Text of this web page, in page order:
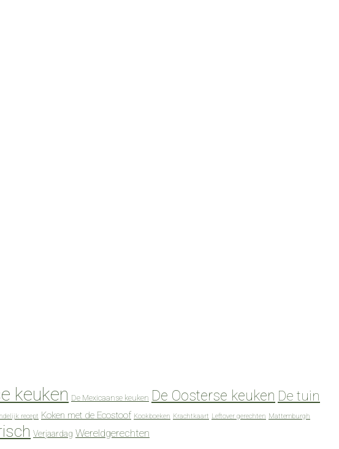
keuken De Mexicaanse keuken De Oosterse keuken De tuin
recept Koken met de Ecostoof Kookboeken Krachtkaart Leftover gerechten Mattemburgh
Verjaardag Wereldgerechten